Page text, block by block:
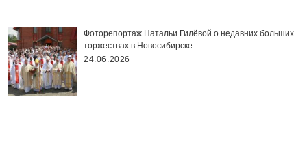
Фоторепортаж Натальи Гилёвой о недавних больших
торжествах в Новосибирске
24.06.2026